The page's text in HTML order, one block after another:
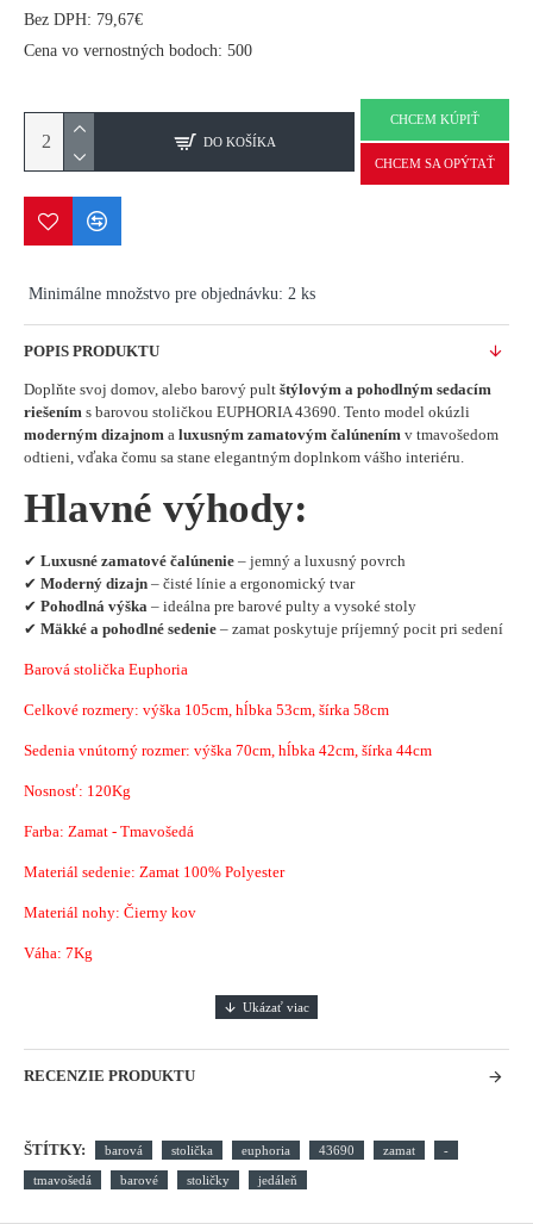
Bez DPH: 79,67€
Cena vo vernostných bodoch: 500
DO KOŠÍKA
CHCEM KÚPIŤ
CHCEM SA OPÝTAŤ
Minimálne množstvo pre objednávku: 2 ks
POPIS PRODUKTU
Doplňte svoj domov, alebo barový pult štýlovým a pohodlným sedacím
riešením s barovou stoličkou EUPHORIA 43690. Tento model okúzli
moderným dizajnom a luxusným zamatovým čalúnením v tmavošedom
odtieni, vďaka čomu sa stane elegantným doplnkom vášho interiéru.
Hlavné výhody:
✔ Luxusné zamatové čalúnenie – jemný a luxusný povrch
✔ Moderný dizajn – čisté línie a ergonomický tvar
✔ Pohodlná výška – ideálna pre barové pulty a vysoké stoly
✔ Mäkké a pohodlné sedenie – zamat poskytuje príjemný pocit pri sedení
Barová stolička Euphoria
Celkové rozmery: výška 105cm, hĺbka 53cm, šírka 58cm
Sedenia vnútorný rozmer: výška 70cm, hĺbka 42cm, šírka 44cm
Nosnosť: 120Kg
Farba: Zamat - Tmavošedá
Materiál sedenie: Zamat 100% Polyester
Materiál nohy: Čierny kov
Váha: 7Kg
RECENZIE PRODUKTU
ŠTÍTKY: barová stolička euphoria 43690 zamat -
tmavošedá barové stoličky jedáleň